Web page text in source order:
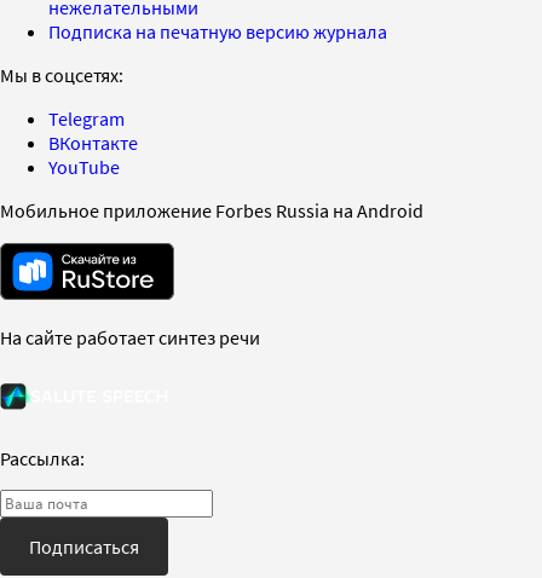
нежелательными
Подписка на печатную версию журнала
Мы в соцсетях:
Telegram
ВКонтакте
YouTube
Мобильное приложение Forbes Russia на Android
На сайте работает синтез речи
Рассылка:
Подписаться